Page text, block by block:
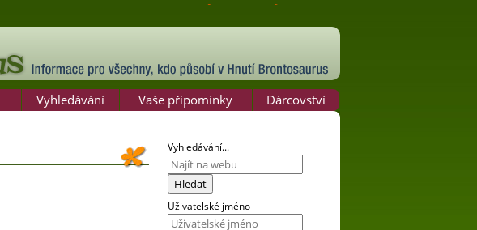
Vyhledávání Vaše připomínky Dárcovství
Vyhledávání...
Hledat
Uživatelské jméno